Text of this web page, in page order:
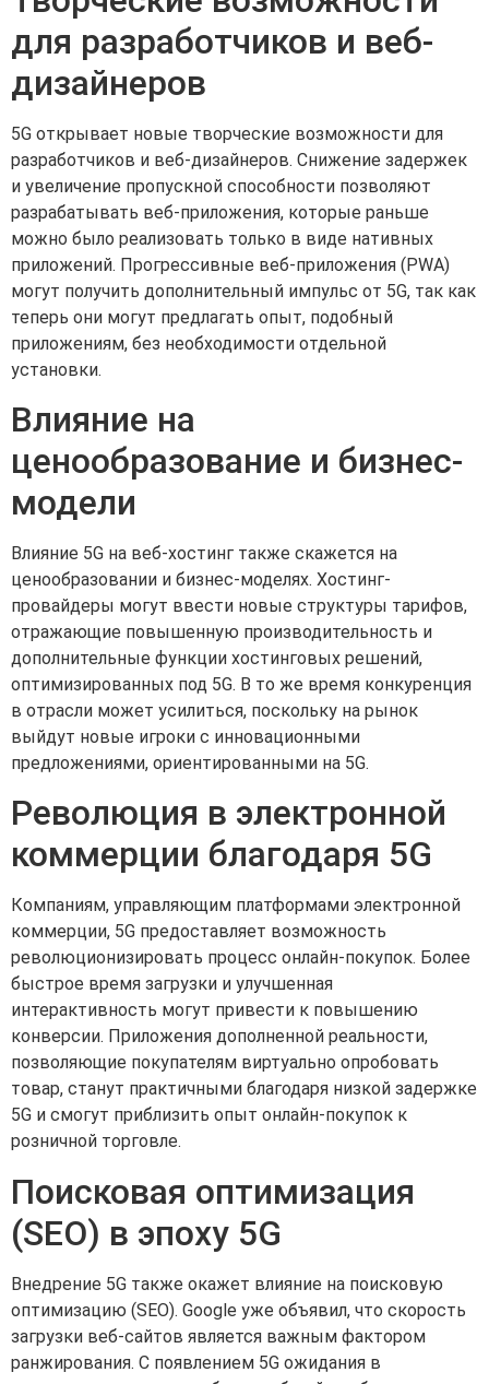
для разработчиков и веб-
дизайнеров
5G открывает новые творческие возможности для
разработчиков и веб-дизайнеров. Снижение задержек
и увеличение пропускной способности позволяют
разрабатывать веб-приложения, которые раньше
можно было реализовать только в виде нативных
приложений. Прогрессивные веб-приложения (PWA)
могут получить дополнительный импульс от 5G, так как
теперь они могут предлагать опыт, подобный
приложениям, без необходимости отдельной
установки.
Влияние на
ценообразование и бизнес-
модели
Влияние 5G на веб-хостинг также скажется на
ценообразовании и бизнес-моделях. Хостинг-
провайдеры могут ввести новые структуры тарифов,
отражающие повышенную производительность и
дополнительные функции хостинговых решений,
оптимизированных под 5G. В то же время конкуренция
в отрасли может усилиться, поскольку на рынок
выйдут новые игроки с инновационными
предложениями, ориентированными на 5G.
Революция в электронной
коммерции благодаря 5G
Компаниям, управляющим платформами электронной
коммерции, 5G предоставляет возможность
революционизировать процесс онлайн-покупок. Более
быстрое время загрузки и улучшенная
интерактивность могут привести к повышению
конверсии. Приложения дополненной реальности,
позволяющие покупателям виртуально опробовать
товар, станут практичными благодаря низкой задержке
5G и смогут приблизить опыт онлайн-покупок к
розничной торговле.
Поисковая оптимизация
(SEO) в эпоху 5G
Внедрение 5G также окажет влияние на поисковую
оптимизацию (SEO). Google уже объявил, что скорость
загрузки веб-сайтов является важным фактором
ранжирования. С появлением 5G ожидания в